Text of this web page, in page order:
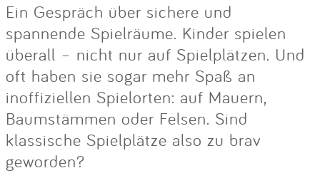
Ein Gespräch über sichere und
spannende Spielräume. Kinder spielen
überall – nicht nur auf Spielplätzen. Und
oft haben sie sogar mehr Spaß an
inoffiziellen Spielorten: auf Mauern,
Baumstämmen oder Felsen. Sind
klassische Spielplätze also zu brav
geworden?